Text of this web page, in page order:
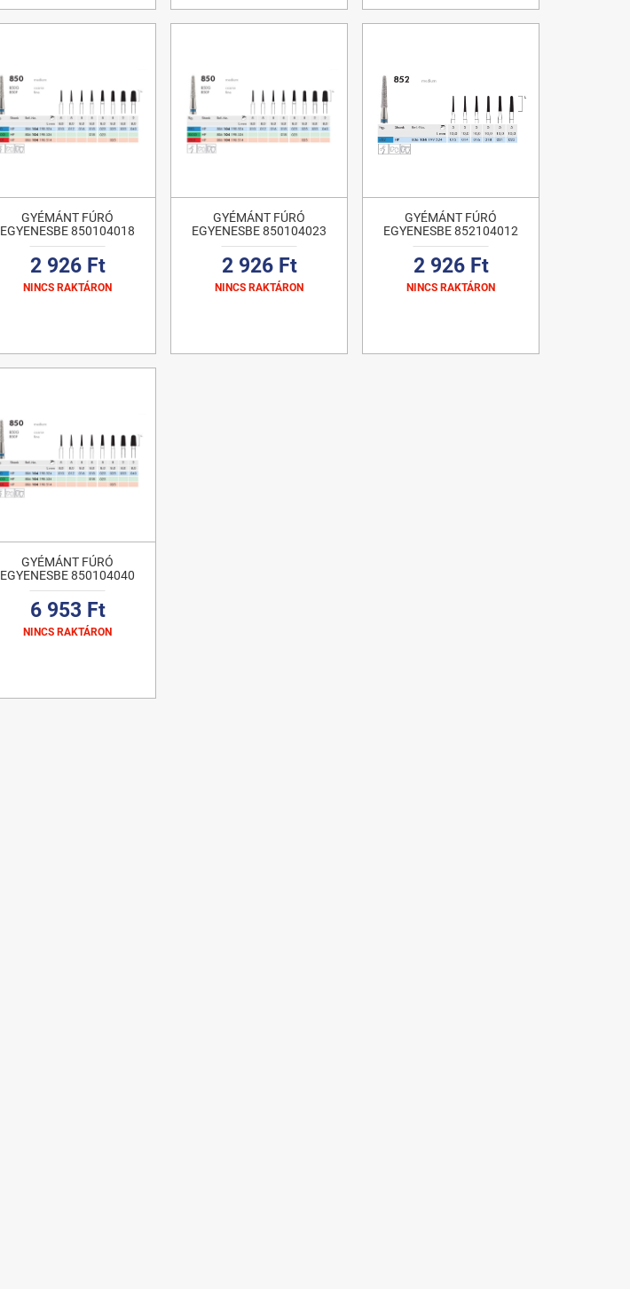
GYÉMÁNT FÚRÓ
EGYENESBE 850104018
2 926 Ft
NINCS RAKTÁRON
GYÉMÁNT FÚRÓ
EGYENESBE 850104023
2 926 Ft
NINCS RAKTÁRON
GYÉMÁNT FÚRÓ
EGYENESBE 852104012
2 926 Ft
NINCS RAKTÁRON
GYÉMÁNT FÚRÓ
EGYENESBE 850104040
6 953 Ft
NINCS RAKTÁRON